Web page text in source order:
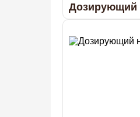
Дозирующий